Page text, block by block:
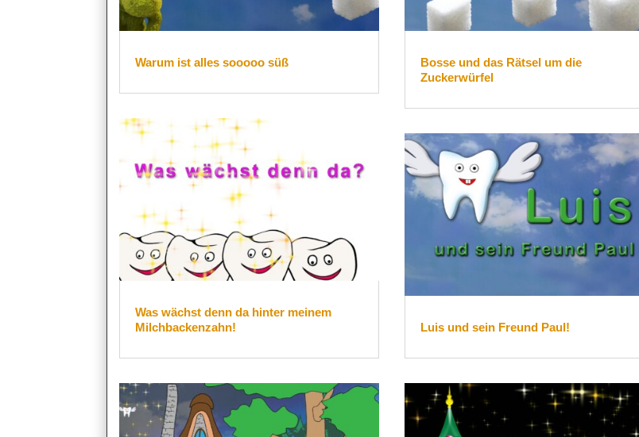
Warum ist alles sooooo süß
Was wächst denn da hinter meinem
Milchbackenzahn!
Bosse und das Rätsel um die
Zuckerwürfel
Luis und sein Freund Paul!